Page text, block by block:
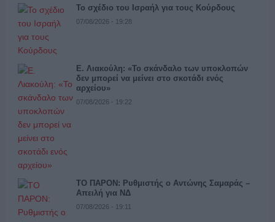
Το σχέδιο του Ισραήλ για τους Κούρδους
07/08/2026 - 19:28
Ε. Λιακούλη: «Το σκάνδαλο των υποκλοπών
δεν μπορεί να μείνει στο σκοτάδι ενός
αρχείου»
07/08/2026 - 19:22
ΤΟ ΠΑΡΟΝ: Ρυθμιστής ο Αντώνης Σαμαράς –
Απειλή για ΝΔ
07/08/2026 - 19:11